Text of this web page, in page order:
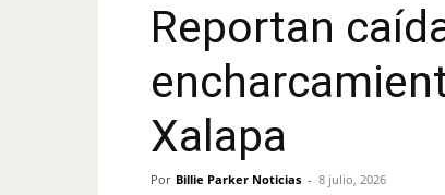
Reportan
Xalapa
Por Billie Parker Noticias - 8 julio, 2026